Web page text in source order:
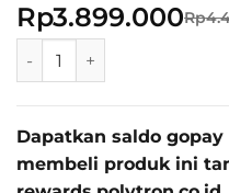
Rp3.899.000
POLYTRON Mesin Cuci
Dapatkan saldo gopay
membeli produk ini